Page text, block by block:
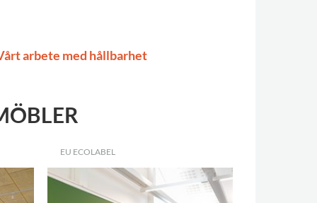
arbete med hållbarhet
EU ECOLABEL